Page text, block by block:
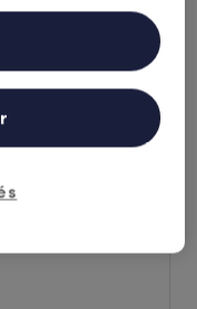
Aminess
et du contenu,